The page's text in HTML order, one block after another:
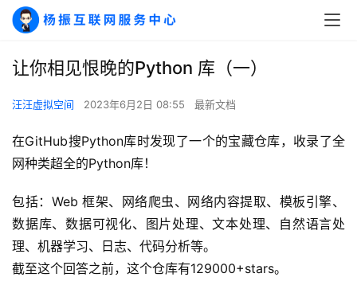
让你相见恨晚的Python 库（一）
汪汪虚拟空间 2023年6月2日 08:55 最新文档
在GitHub搜Python库时发现了一个的宝藏仓库，收录了全
网种类超全的Python库！
包括：Web 框架、网络爬虫、网络内容提取、模板引擎、
数据库、数据可视化、图片处理、文本处理、自然语言处
理、机器学习、日志、代码分析等。
截至这个回答之前，这个仓库有129000+stars。